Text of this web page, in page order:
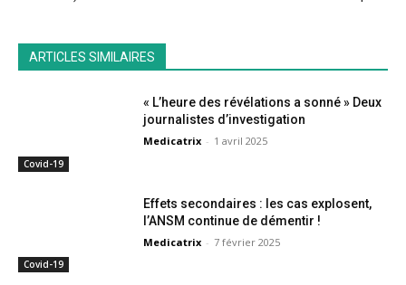
ARTICLES SIMILAIRES
Covid-19
« L’heure des révélations a sonné » Deux
journalistes d’investigation
Medicatrix - 1 avril 2025
Covid-19
Effets secondaires : les cas explosent,
l’ANSM continue de démentir !
Medicatrix - 7 février 2025